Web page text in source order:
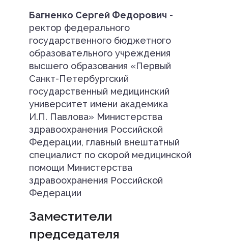
Багненко Сергей Федорович -
ректор федерального
государственного бюджетного
образовательного учреждения
высшего образования «Первый
Санкт-Петербургский
государственный медицинский
университет имени академика
И.П. Павлова» Министерства
здравоохранения Российской
Федерации, главный внештатный
специалист по скорой медицинской
помощи Министерства
здравоохранения Российской
Федерации
Заместители
председателя